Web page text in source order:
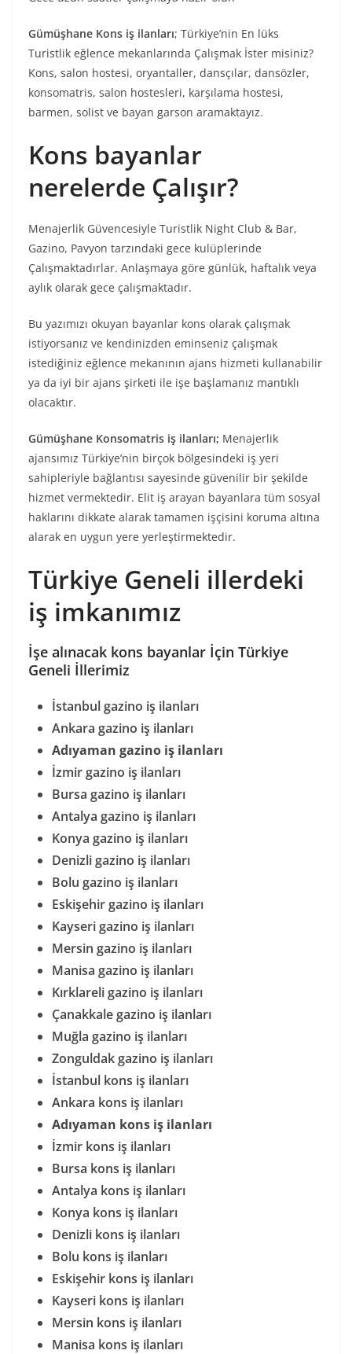
Gümüşhane Kons iş ilanları; Türkiye’nin En lüks
Turistlik eğlence mekanlarında Çalışmak İster misiniz?
Kons, salon hostesi, oryantaller, dansçılar, dansözler,
konsomatris, salon hostesleri, karşılama hostesi,
barmen, solist ve bayan garson aramaktayız.
Kons bayanlar
nerelerde Çalışır?
Menajerlik Güvencesiyle Turistlik Night Club & Bar,
Gazino, Pavyon tarzındaki gece kulüplerinde
Çalışmaktadırlar. Anlaşmaya göre günlük, haftalık veya
aylık olarak gece çalışmaktadır.
Bu yazımızı okuyan bayanlar kons olarak çalışmak
istiyorsanız ve kendinizden eminseniz çalışmak
istediğiniz eğlence mekanının ajans hizmeti kullanabilir
ya da iyi bir ajans şirketi ile işe başlamanız mantıklı
olacaktır.
Gümüşhane Konsomatris iş ilanları; Menajerlik
ajansımız Türkiye’nin birçok bölgesindeki iş yeri
sahipleriyle bağlantısı sayesinde güvenilir bir şekilde
hizmet vermektedir. Elit iş arayan bayanlara tüm sosyal
haklarını dikkate alarak tamamen işçisini koruma altına
alarak en uygun yere yerleştirmektedir.
Türkiye Geneli illerdeki
iş imkanımız
İşe alınacak kons bayanlar İçin Türkiye
Geneli İllerimiz
İstanbul gazino iş ilanları
Ankara gazino iş ilanları
Adıyaman gazino iş ilanları
İzmir gazino iş ilanları
Bursa gazino iş ilanları
Antalya gazino iş ilanları
Konya gazino iş ilanları
Denizli gazino iş ilanları
Bolu gazino iş ilanları
Eskişehir gazino iş ilanları
Kayseri gazino iş ilanları
Mersin gazino iş ilanları
Manisa gazino iş ilanları
Kırklareli gazino iş ilanları
Çanakkale gazino iş ilanları
Muğla gazino iş ilanları
Zonguldak gazino iş ilanları
İstanbul kons iş ilanları
Ankara kons iş ilanları
Adıyaman kons iş ilanları
İzmir kons iş ilanları
Bursa kons iş ilanları
Antalya kons iş ilanları
Konya kons iş ilanları
Denizli kons iş ilanları
Bolu kons iş ilanları
Eskişehir kons iş ilanları
Kayseri kons iş ilanları
Mersin kons iş ilanları
Manisa kons iş ilanları